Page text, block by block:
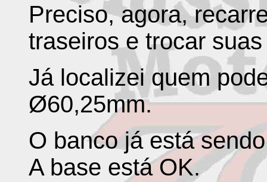
Preciso, agora,
traseiros e trocar
Já localizei quem
Ø60,25mm.
O banco já está
A base está OK.